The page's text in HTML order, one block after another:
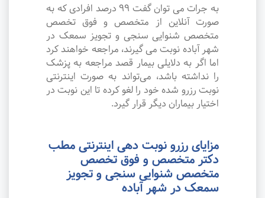
به جرات می‌ توان گفت ۹۹ درصد افرادی که به
صورت آنلاین از متخصص و فوق تخصص
متخصص شنوایی سنجی و تجویز سمعک در
شهر آباده نوبت می گیرند، مراجعه خواهند کرد
اما اگر به دلایلی بیمار قصد مراجعه به پزشک
را نداشته باشد، می‌تواند به صورت اینترنتی
نوبت رزرو شده خود را لغو کرده تا این نوبت در
اختیار بیماران دیگر قرار گیرد.
مزایای رزرو نوبت دهی اینترنتی مطب
دکتر متخصص و فوق تخصص
متخصص شنوایی سنجی و تجویز
سمعک در شهر آباده